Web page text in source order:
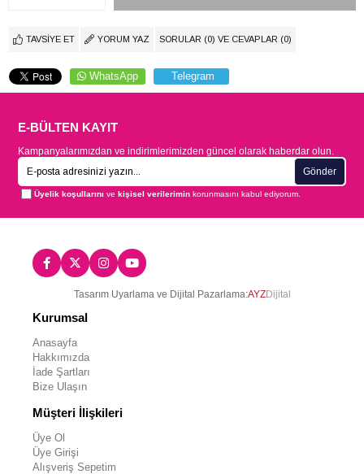
TAVSIYE ET YORUM YAZ SORULAR (0) VE CEVAPLAR (0)
WhatsApp Telegram
E-BÜLTEN KAYIT
Kampanyalarımızdan ve indirimlerimizden güncel olarak haberdar olun.
Gönder
Üyelik koşullarını vekişisel verilerimin korunmasını kabul ediyorum.
Tasarım Uyarlama ve Dijital Pazarlama:AYZDijital
Kurumsal
Anasayfa
Hakkımızda
İade Şartları
Bize Ulaşın
Müşteri İlişkileri
Üye Ol
Üye Girişi
Alışveriş Sepetim